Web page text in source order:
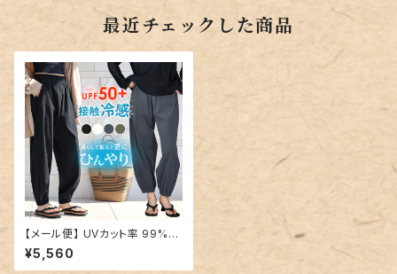
最近チェックした商品
【メール便】 UVカット率 99%以
上 ジョガーパンツ ラッシュガー
ド／swimwear-b019
¥5,560